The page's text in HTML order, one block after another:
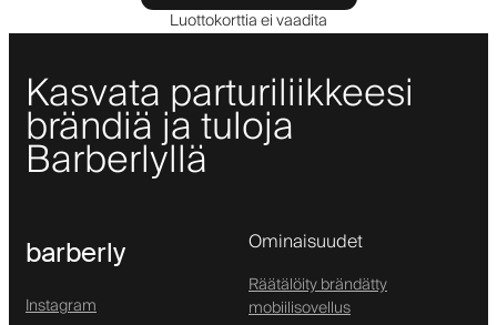
Luottokorttia ei vaadita
Kasvata parturiliikkeesi
brändiä ja tuloja
Barberlyllä
barberly
Instagram
Ominaisuudet
Räätälöity brändätty
mobiilisovellus